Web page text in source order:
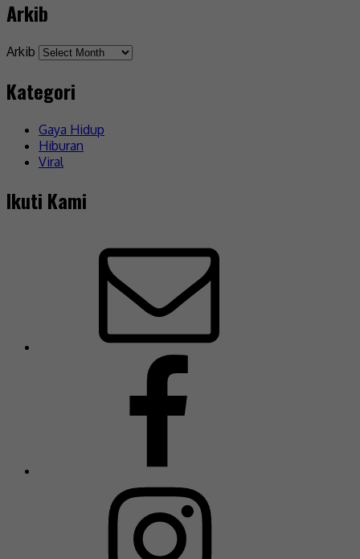
Arkib
Arkib
Kategori
Gaya Hidup
Hiburan
Viral
Ikuti Kami